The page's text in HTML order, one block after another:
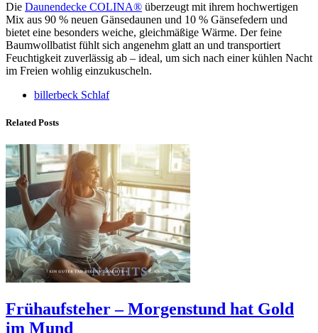
Die Daunendecke COLINA® überzeugt mit ihrem hochwertigen
Mix aus 90 % neuen Gänsedaunen und 10 % Gänsefedern und
bietet eine besonders weiche, gleichmäßige Wärme. Der feine
Baumwollbatist fühlt sich angenehm glatt an und transportiert
Feuchtigkeit zuverlässig ab – ideal, um sich nach einer kühlen Nacht
im Freien wohlig einzukuscheln.
billerbeck Schlaf
Related Posts
Frühaufsteher – Morgenstund hat Gold
im Mund